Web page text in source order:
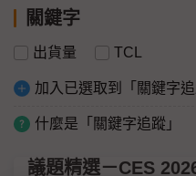
關鍵字
出貨量 TCL
加入已選取到「關鍵字追
什麼是「關鍵字追蹤」
議題精選－CES